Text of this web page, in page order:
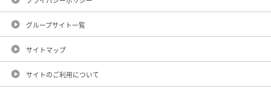
グループサイト一覧
サイトマップ
サイトのご利用について